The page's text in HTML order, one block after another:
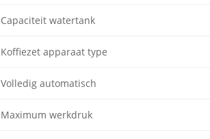
Capaciteit watertank
Koffiezet apparaat type
Volledig automatisch
Maximum werkdruk